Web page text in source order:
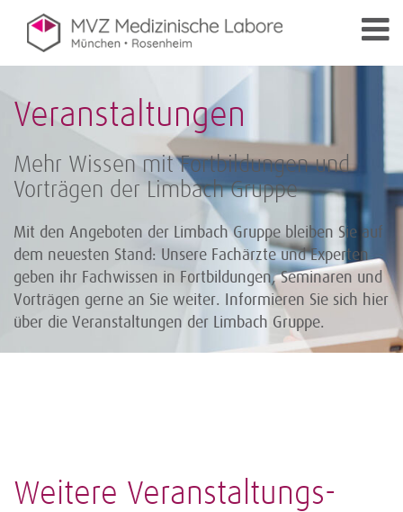
Veranstaltungen
Mehr Wissen mit Fortbildungen und
Vorträgen der Limbach Gruppe
Mit den Angeboten der Limbach Gruppe bleiben Sie auf
dem neuesten Stand: Unsere Fachärzte und Experten
geben ihr Fachwissen in Fortbildungen, Seminaren und
Vorträgen gerne an Sie weiter. Informieren Sie sich hier
über die Veranstaltungen der Limbach Gruppe.
Weitere Veranstaltungs­